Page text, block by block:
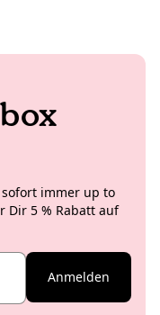
für die
immer up to
Dir 5 % Rabatt auf
Anmelden